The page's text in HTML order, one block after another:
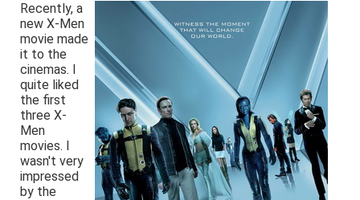
Recently, a
new X-Men
movie made
it to the
cinemas. I
quite liked
the first
three X-
Men
movies. I
wasn't very
impressed
by the